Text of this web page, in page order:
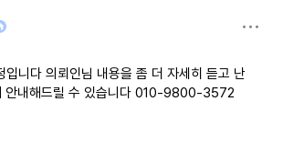
입니다 의뢰인님 내용을 좀 더 자세히 듣고 난
안내해드릴 수 있습니다 010-9800-3572